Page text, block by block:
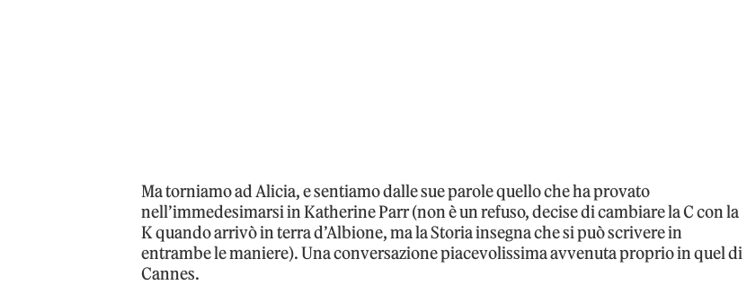
Ma torniamo ad Alicia, e sentiamo dalle sue parole quello che ha provato
nell’immedesimarsi in Katherine Parr (non è un refuso, decise di cambiare la C con la
K quando arrivò in terra d’Albione, ma la Storia insegna che si può scrivere in
entrambe le maniere). Una conversazione piacevolissima avvenuta proprio in quel di
Cannes.